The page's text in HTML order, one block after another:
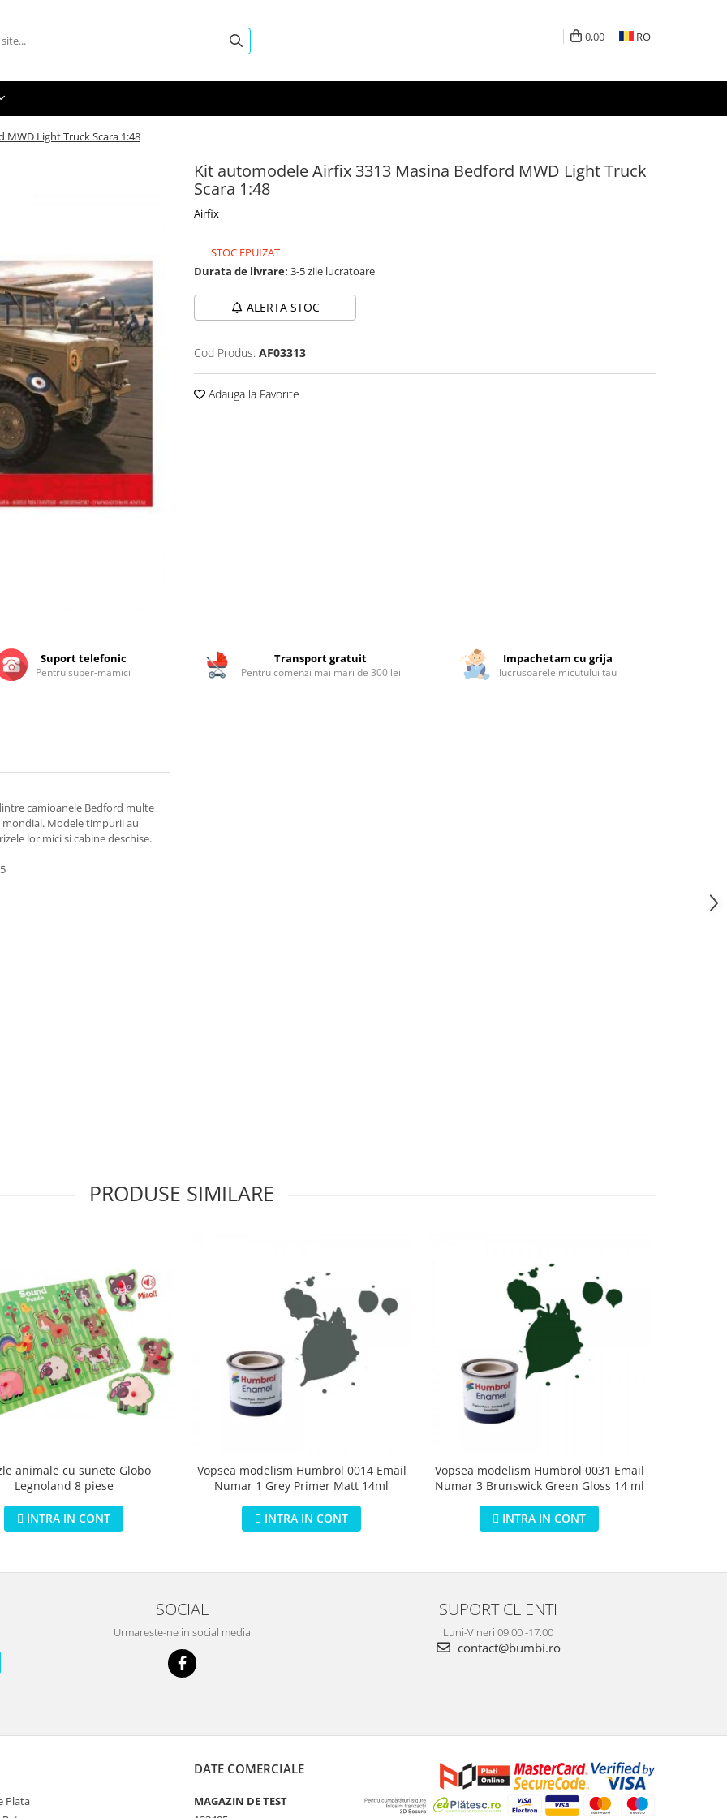
0,00 RO
Light Truck Scara 1:48
Kit automodele Airfix 3313 Masina Bedford MWD Light Truck
Scara 1:48
Airfix
STOC EPUIZAT
Durata de livrare: 3-5 zile lucratoare
ALERTA STOC
Cod Produs: AF03313
Adauga la Favorite
Suport telefonic
Pentru super-mamici
Transport gratuit
Pentru comenzi mai mari de 300 lei
Impachetam cu grija
lucrusoarele micutului tau
camioanele Bedford multe
mondial. Modele timpurii au
lor mici si cabine deschise.
PRODUSE SIMILARE
animale cu sunete Globo
Legnoland 8 piese
INTRA IN CONT
Vopsea modelism Humbrol 0014 Email
Numar 1 Grey Primer Matt 14ml
INTRA IN CONT
Vopsea modelism Humbrol 0031 Email
Numar 3 Brunswick Green Gloss 14 ml
INTRA IN CONT
SOCIAL
Urmareste-ne in social media
SUPORT CLIENTI
Luni-Vineri 09:00 -17:00
contact@bumbi.ro
Plata
DATE COMERCIALE
MAGAZIN DE TEST